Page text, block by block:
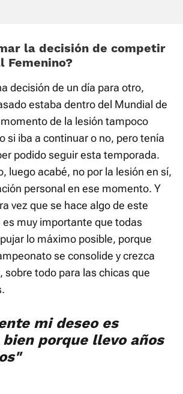
la decisión de competir
Femenino?
decisión de un día para otro,
estaba dentro del Mundial de
de la lesión tampoco
si iba a continuar o no, pero tenía
podido seguir esta temporada.
luego acabé, no por la lesión en sí,
personal en ese momento. Y
vez que se hace algo de este
es muy importante que todas
lo máximo posible, porque
se consolide y crezca
sobre todo para las chicas que
mi deseo es
porque llevo años